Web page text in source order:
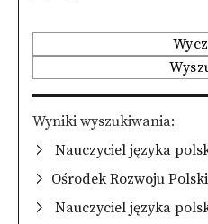
Wyniki wyszukiwania
Nauczyciel języka
Ośrodek Rozwoju
Nauczyciel języka